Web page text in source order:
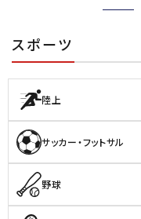
スポーツ
陸上
サッカー・フットサル
野球